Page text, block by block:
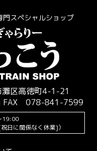
門スペシャルショップ
区高徳町4-1-21
FAX 078-841-7599
19:00
日に関係なく休業]）